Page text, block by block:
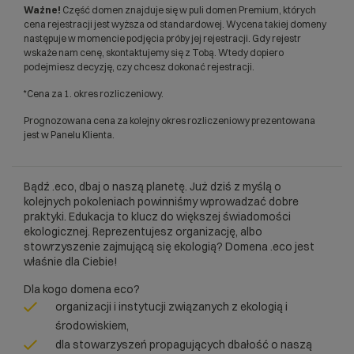
Ważne! Część domen znajduje się w puli domen Premium, których
cena rejestracji jest wyższa od standardowej. Wycena takiej domeny
następuje w momencie podjęcia próby jej rejestracji. Gdy rejestr
wskaże nam cenę, skontaktujemy się z Tobą. Wtedy dopiero
podejmiesz decyzję, czy chcesz dokonać rejestracji.
*Cena za 1. okres rozliczeniowy.
Prognozowana cena za kolejny okres rozliczeniowy prezentowana
jest w Panelu Klienta.
Bądź .eco, dbaj o naszą planetę. Już dziś z myślą o
kolejnych pokoleniach powinniśmy wprowadzać dobre
praktyki. Edukacja to klucz do większej świadomości
ekologicznej. Reprezentujesz organizację, albo
stowrzyszenie zajmującą się ekologią? Domena .eco jest
właśnie dla Ciebie!
Dla kogo domena eco?
organizacji i instytucji związanych z ekologią i
środowiskiem,
dla stowarzyszeń propagujących dbałość o naszą